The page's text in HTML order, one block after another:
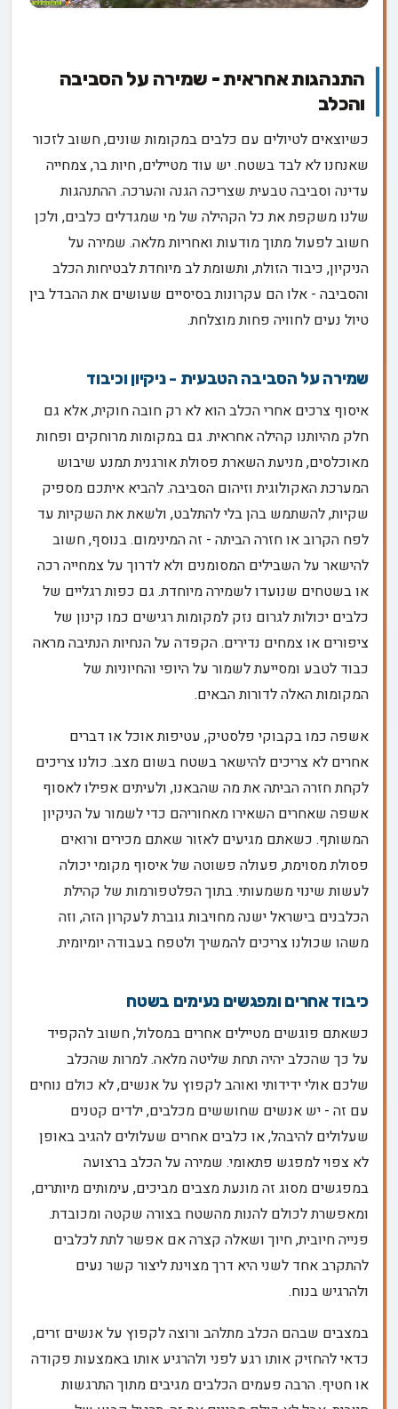
התנהגות אחראית - שמירה על הסביבה
והכלב
כשיוצאים לטיולים עם כלבים במקומות שונים, חשוב לזכור
שאנחנו לא לבד בשטח. יש עוד מטיילים, חיות בר, צמחייה
עדינה וסביבה טבעית שצריכה הגנה והערכה. ההתנהגות
שלנו משקפת את כל הקהילה של מי שמגדלים כלבים, ולכן
חשוב לפעול מתוך מודעות ואחריות מלאה. שמירה על
הניקיון, כיבוד הזולת, ותשומת לב מיוחדת לבטיחות הכלב
והסביבה - אלו הם עקרונות בסיסיים שעושים את ההבדל בין
טיול נעים לחוויה פחות מוצלחת.
שמירה על הסביבה הטבעית - ניקיון וכיבוד
איסוף צרכים אחרי הכלב הוא לא רק חובה חוקית, אלא גם
חלק מהיותנו קהילה אחראית. גם במקומות מרוחקים ופחות
מאוכלסים, מניעת השארת פסולת אורגנית תמנע שיבוש
המערכת האקולוגית וזיהום הסביבה. להביא איתכם מספיק
שקיות, להשתמש בהן בלי להתלבט, ולשאת את השקיות עד
לפח הקרוב או חזרה הביתה - זה המינימום. בנוסף, חשוב
להישאר על השבילים המסומנים ולא לדרוך על צמחייה רכה
או בשטחים שנועדו לשמירה מיוחדת. גם כפות רגליים של
כלבים יכולות לגרום נזק למקומות רגישים כמו קינון של
ציפורים או צמחים נדירים. הקפדה על הנחיות הנתיבה מראה
כבוד לטבע ומסייעת לשמור על היופי והחיוניות של
המקומות האלה לדורות הבאים.
אשפה כמו בקבוקי פלסטיק, עטיפות אוכל או דברים
אחרים לא צריכים להישאר בשטח בשום מצב. כולנו צריכים
לקחת חזרה הביתה את מה שהבאנו, ולעיתים אפילו לאסוף
אשפה שאחרים השאירו מאחוריהם כדי לשמור על הניקיון
המשותף. כשאתם מגיעים לאזור שאתם מכירים ורואים
פסולת מסוימת, פעולה פשוטה של איסוף מקומי יכולה
לעשות שינוי משמעותי. בתוך הפלטפורמות של קהילת
הכלבנים בישראל ישנה מחויבות גוברת לעקרון הזה, וזה
משהו שכולנו צריכים להמשיך ולטפח בעבודה יומיומית.
כיבוד אחרים ומפגשים נעימים בשטח
כשאתם פוגשים מטיילים אחרים במסלול, חשוב להקפיד
על כך שהכלב יהיה תחת שליטה מלאה. למרות שהכלב
שלכם אולי ידידותי ואוהב לקפוץ על אנשים, לא כולם נוחים
עם זה - יש אנשים שחוששים מכלבים, ילדים קטנים
שעלולים להיבהל, או כלבים אחרים שעלולים להגיב באופן
לא צפוי למפגש פתאומי. שמירה על הכלב ברצועה
במפגשים מסוג זה מונעת מצבים מביכים, עימותים מיותרים,
ומאפשרת לכולם להנות מהשטח בצורה שקטה ומכובדת.
פנייה חיובית, חיוך ושאלה קצרה אם אפשר לתת לכלבים
להתקרב אחד לשני היא דרך מצוינת ליצור קשר נעים
ולהרגיש בנוח.
במצבים שבהם הכלב מתלהב ורוצה לקפוץ על אנשים זרים,
כדאי להחזיק אותו רגע לפני ולהרגיע אותו באמצעות פקודה
או חטיף. הרבה פעמים הכלבים מגיבים מתוך התרגשות